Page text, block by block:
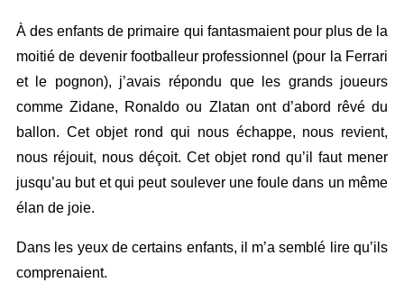
À des enfants de primaire qui fantasmaient pour plus de la
moitié de devenir footballeur professionnel (pour la Ferrari
et le pognon), j’avais répondu que les grands joueurs
comme Zidane, Ronaldo ou Zlatan ont d’abord rêvé du
ballon. Cet objet rond qui nous échappe, nous revient,
nous réjouit, nous déçoit. Cet objet rond qu’il faut mener
jusqu’au but et qui peut soulever une foule dans un même
élan de joie.
Dans les yeux de certains enfants, il m’a semblé lire qu’ils
comprenaient.